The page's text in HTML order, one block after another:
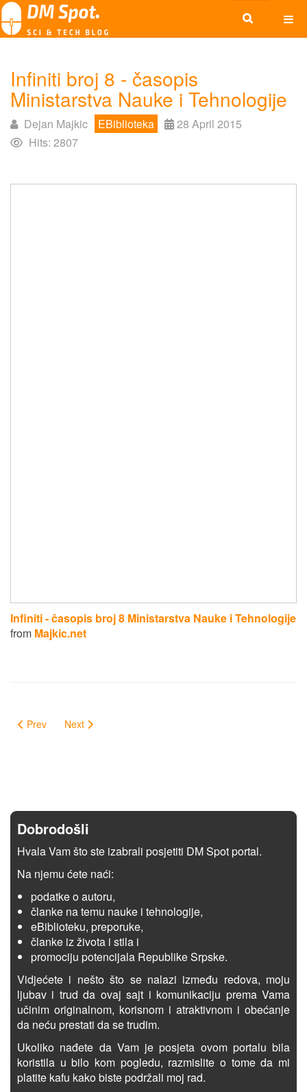
Infiniti broj 8 - časopis
Ministarstva Nauke i Tehnologije
Dejan Majkic EBiblioteka
28 April 2015
Hits: 2807
Infiniti - časopis broj 8 Ministarstva Nauke i Tehnologije
from Majkic.net
Prev Next
Dobrodošli
Hvala Vam što ste izabrali posjetiti DM Spot portal.
Na njemu ćete naći:
podatke o autoru,
članke na temu nauke i tehnologije,
eBiblioteku, preporuke,
članke iz života i stila i
promociju potencijala Republike Srpske.
Vidjećete i nešto što se nalazi između redova, moju
ljubav i trud da ovaj sajt i komunikaciju prema Vama
učinim originalnom, korisnom i atraktivnom i obećanje
da neću prestati da se trudim.
Ukoliko nađete da Vam je posjeta ovom portalu bila
koristila u bilo kom pogledu, razmislite o tome da mi
platite kafu kako biste podržali moj rad.